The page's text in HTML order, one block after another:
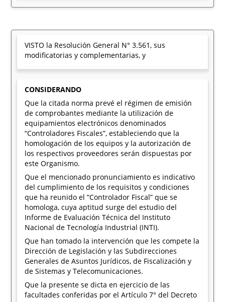
VISTO la Resolución General N° 3.561, sus
modificatorias y complementarias, y
CONSIDERANDO
Que la citada norma prevé el régimen de emisión
de comprobantes mediante la utilización de
equipamientos electrónicos denominados
“Controladores Fiscales”, estableciendo que la
homologación de los equipos y la autorización de
los respectivos proveedores serán dispuestas por
este Organismo.
Que el mencionado pronunciamiento es indicativo
del cumplimiento de los requisitos y condiciones
que ha reunido el “Controlador Fiscal” que se
homologa, cuya aptitud surge del estudio del
Informe de Evaluación Técnica del Instituto
Nacional de Tecnología Industrial (INTI).
Que han tomado la intervención que les compete la
Dirección de Legislación y las Subdirecciones
Generales de Asuntos Jurídicos, de Fiscalización y
de Sistemas y Telecomunicaciones.
Que la presente se dicta en ejercicio de las
facultades conferidas por el Artículo 7° del Decreto